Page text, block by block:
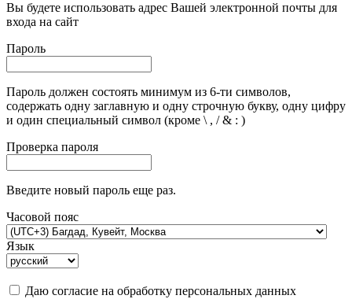
Вы будете использовать адрес Вашей электронной почты для
входа на сайт
Пароль
Пароль должен состоять минимум из 6-ти символов,
содержать одну заглавную и одну строчную букву, одну цифру
и один специальный символ (кроме \ , / & : )
Проверка пароля
Введите новый пароль еще раз.
Часовой пояс
Язык
Даю согласие на обработку персональных данных